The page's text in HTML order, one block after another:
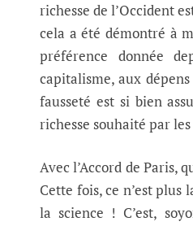
richesse de l’Occident
cela a été démontré à
préférence donnée
capitalisme, aux
fausseté est si bien
richesse souhaité par
Avec l’Accord de Paris,
Cette fois, ce n’est plus
la science ! C’est,